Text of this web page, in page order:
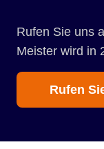
Rufen Sie uns
Meister wird in
Rufen